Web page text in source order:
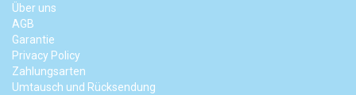
Über uns
AGB
Garantie
Privacy Policy
Zahlungsarten
Umtausch und Rücksendung